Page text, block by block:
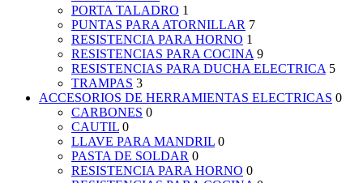
PORTA TALADRO 1
PUNTAS PARA ATORNILLAR 7
RESISTENCIA PARA HORNO 1
RESISTENCIAS PARA COCINA 9
RESISTENCIAS PARA DUCHA ELECTRICA 5
TRAMPAS 3
ACCESORIOS DE HERRAMIENTAS ELECTRICAS 0
CARBONES 0
CAUTIL 0
LLAVE PARA MANDRIL 0
PASTA DE SOLDAR 0
RESISTENCIA PARA HORNO 0